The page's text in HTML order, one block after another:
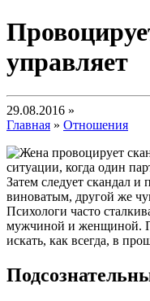
управляет
29.08.2016 »
Главная » Отношения
ситуации, когда один
Затем следует скандал и
виноватым, другой же
Психологи часто
мужчиной и женщиной.
искать, как всегда, в